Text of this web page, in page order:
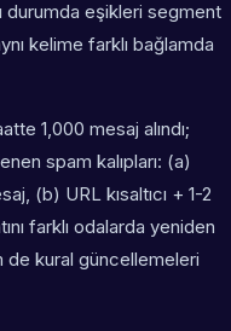
durumda eşikleri segment
kelime farklı bağlamda
1,000 mesaj alındı;
spam kalıpları: (a)
(b) URL kısaltıcı + 1-2
farklı odalarda yeniden
de kural güncellemeleri